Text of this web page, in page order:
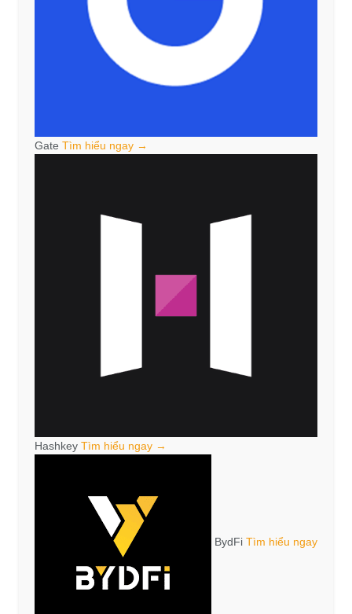
Gate Tìm hiểu ngay →
Hashkey Tìm hiểu ngay →
BydFi Tìm hiểu ngay